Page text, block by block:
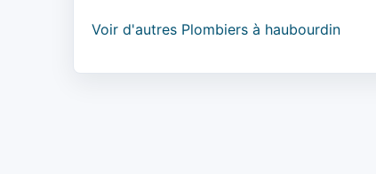
Voir d'autres Plombiers à haubourdin